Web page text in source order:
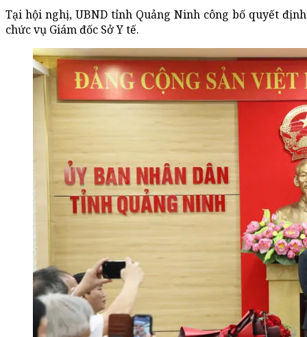
Tại hội nghị, UBND tỉnh Quảng Ninh công bố quyết
chức vụ Giám đốc Sở Y tế.